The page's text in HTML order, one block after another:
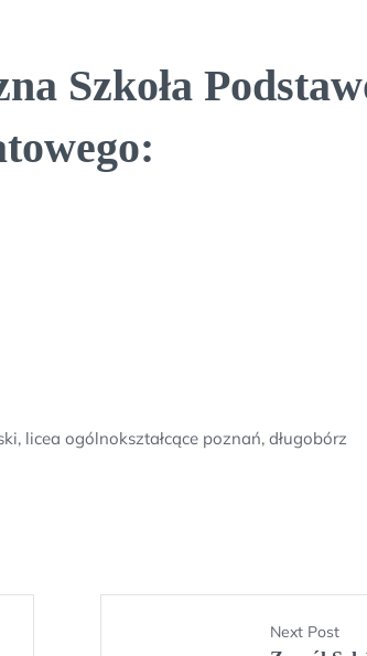
Szkoła
licea ogólnokształcące poznań, długobórz
Next Post